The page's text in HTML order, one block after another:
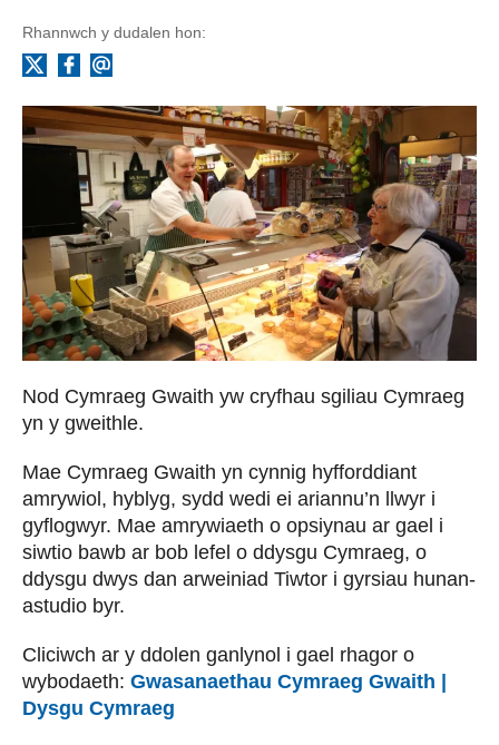
Nod Cymraeg Gwaith yw cryfhau sgiliau Cymraeg
yn y gweithle.
Mae Cymraeg Gwaith yn cynnig hyfforddiant
amrywiol, hyblyg, sydd wedi ei ariannu’n llwyr i
gyflogwyr. Mae amrywiaeth o opsiynau ar gael i
siwtio bawb ar bob lefel o ddysgu Cymraeg, o
ddysgu dwys dan arweiniad Tiwtor i gyrsiau hunan-
astudio byr.
Cliciwch ar y ddolen ganlynol i gael rhagor o
wybodaeth: Gwasanaethau Cymraeg Gwaith |
Dysgu Cymraeg
Rhannwch y dudalen hon:
Facebook
Ebost